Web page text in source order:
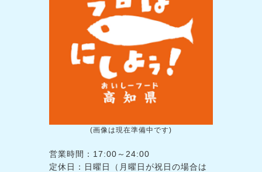
(画像は現在準備中です)
営業時間：17:00～24:00
定休日：日曜日（月曜日が祝日の場合は